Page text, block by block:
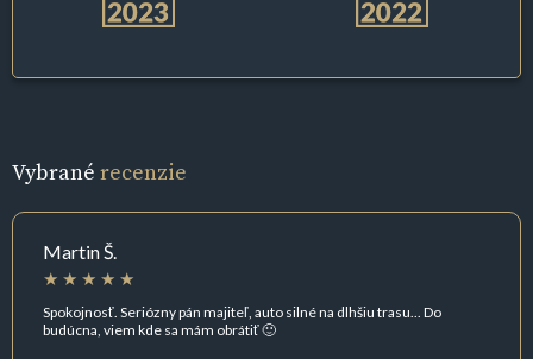
Vybrané recenzie
Martin Š.
Spokojnosť. Seriózny pán majiteľ, auto silné na dlhšiu trasu... Do
budúcna, viem kde sa mám obrátiť 🙂